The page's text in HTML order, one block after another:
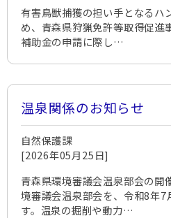
有害鳥獣捕獲の担い手となるハ
め、青森県狩猟免許等取得促進
補助金の申請に際し…
温泉関係のお知らせ
自然保護課
[2026年05月25日]
青森県環境審議会温泉部会の開
境審議会温泉部会を、令和8年7
す。温泉の掘削や動力…